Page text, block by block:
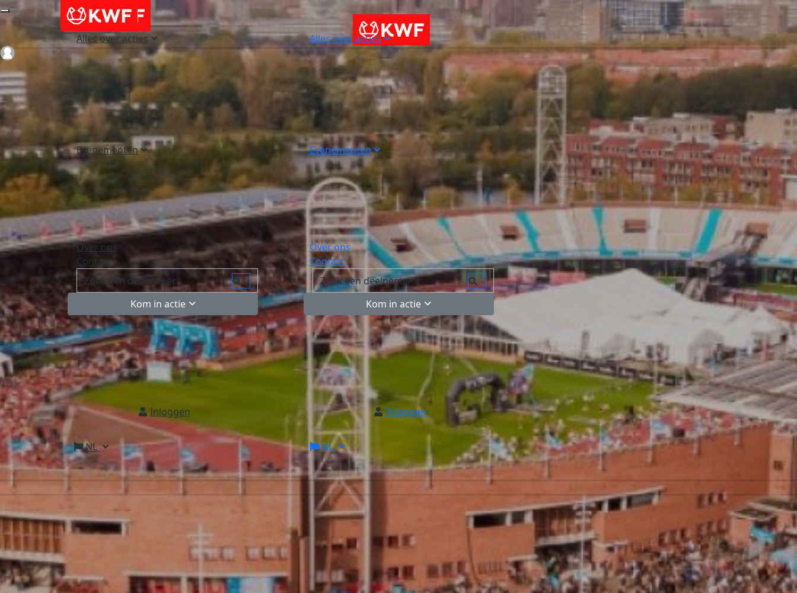
Alles over acties
Evenementen
Over ons
Contact
Kom in actie
Inloggen
NL
Alles over acties
Evenementen
Over ons
Contact
Kom in actie
Inloggen
NL
Login